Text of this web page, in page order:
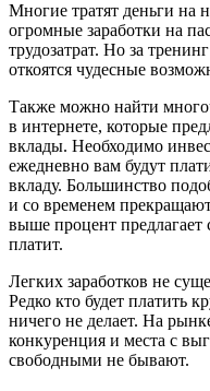
Многие тратят деньги на
огромные заработки на
трудозатрат. Но за
откоятся чудесные
Также можно найти
в интернете, которые
вклады. Необходимо
ежедневно вам будут
вкладу. Большинство
и со временем
выше процент
платит.
Легких заработков не
Редко кто будет платить
ничего не делает. На
конкуренция и места с
свободными не бывают.